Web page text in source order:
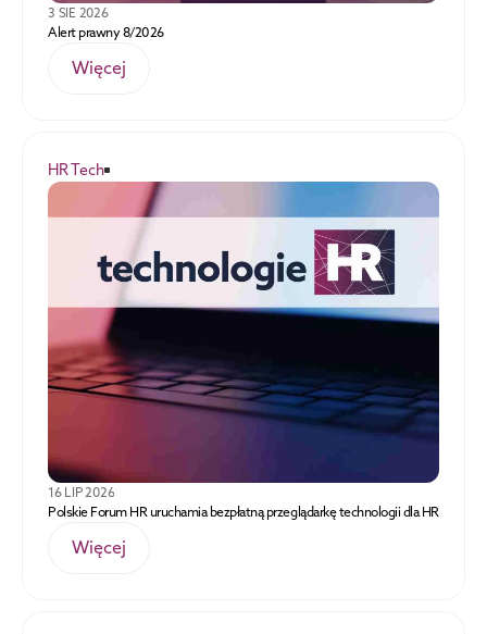
3 SIE 2026
Alert prawny 8/2026
Więcej
HR Tech
16 LIP 2026
Polskie Forum HR uruchamia bezpłatną przeglądarkę technologii dla HR
Więcej